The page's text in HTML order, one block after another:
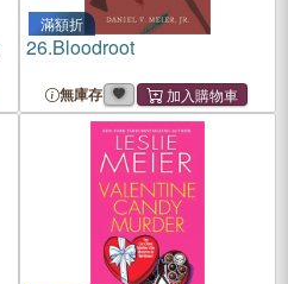
滿額折
26.Bloodroot
無庫存